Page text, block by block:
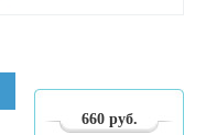
660 руб.